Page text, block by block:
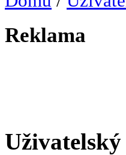
Reklama
Uživatelský